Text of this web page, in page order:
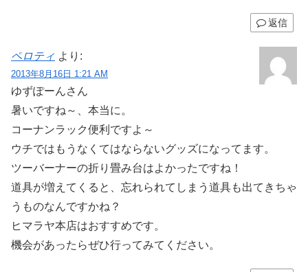
返信
ペロティ より:
2013年8月16日 1:21 AM
ゆずぽーんさん
暑いですね～、本当に。
コーナンラック便利ですよ～
ウチではもうなくてはならないグッズになってます。
ツーバーナーの折り畳み台はよかったですね！
道具が増えてくると、忘れられてしまう道具も出てきちゃ
うものなんですかね？
ヒマラヤ本店はおすすめです。
機会があったらぜひ行ってみてください。